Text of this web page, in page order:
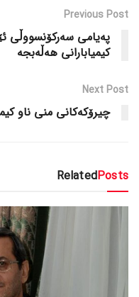
Previous Post
پەیامی سەرکۆنسووڵی
کیمیابارانی هەڵەبجە
Next Post
چیرۆکەکانی منی ناو
RelatedPosts